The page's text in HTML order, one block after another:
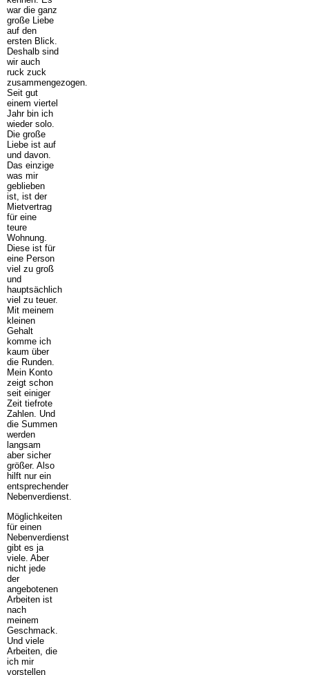
war die ganz
große Liebe
auf den
ersten Blick.
Deshalb sind
wir auch
ruck zuck
zusammengezogen.
Seit gut
einem viertel
Jahr bin ich
wieder solo.
Die große
Liebe ist auf
und davon.
Das einzige
was mir
geblieben
ist, ist der
Mietvertrag
für eine
teure
Wohnung.
Diese ist für
eine Person
viel zu groß
und
hauptsächlich
viel zu teuer.
Mit meinem
kleinen
Gehalt
komme ich
kaum über
die Runden.
Mein Konto
zeigt schon
seit einiger
Zeit tiefrote
Zahlen. Und
die Summen
werden
langsam
aber sicher
größer. Also
hilft nur ein
entsprechender
Nebenverdienst.
Möglichkeiten
für einen
Nebenverdienst
gibt es ja
viele. Aber
nicht jede
der
angebotenen
Arbeiten ist
nach
meinem
Geschmack.
Und viele
Arbeiten, die
ich mir
vorstellen